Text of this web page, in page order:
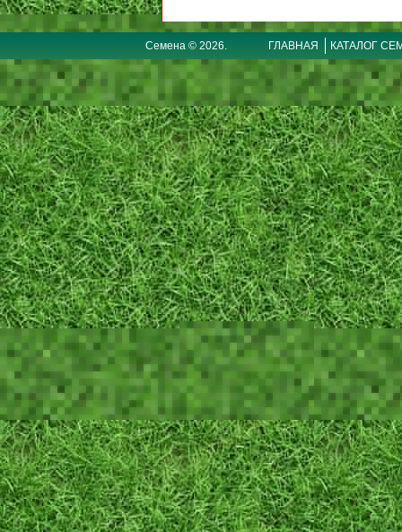
Семена © 2026. ГЛАВНАЯ КАТАЛОГ